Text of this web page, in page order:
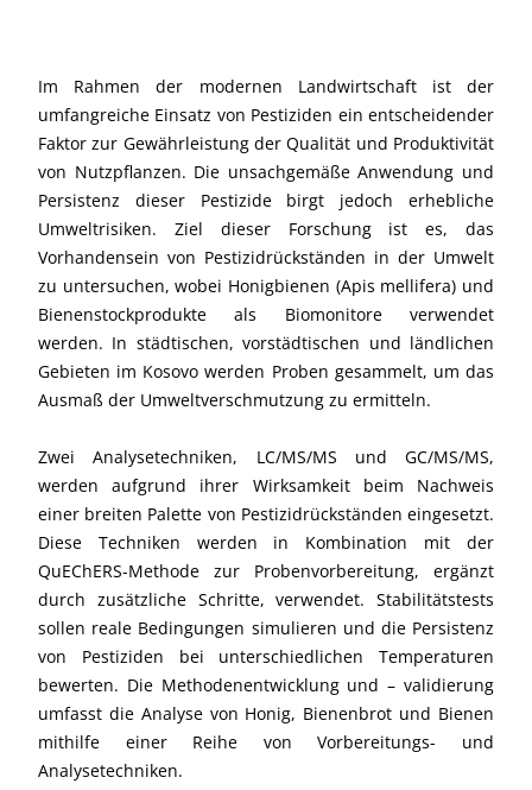
Im Rahmen der modernen Landwirtschaft ist der
umfangreiche Einsatz von Pestiziden ein entscheidender
Faktor zur Gewährleistung der Qualität und Produktivität
von Nutzpflanzen. Die unsachgemäße Anwendung und
Persistenz dieser Pestizide birgt jedoch erhebliche
Umweltrisiken. Ziel dieser Forschung ist es, das
Vorhandensein von Pestizidrückständen in der Umwelt
zu untersuchen, wobei Honigbienen (Apis mellifera) und
Bienenstockprodukte als Biomonitore verwendet
werden. In städtischen, vorstädtischen und ländlichen
Gebieten im Kosovo werden Proben gesammelt, um das
Ausmaß der Umweltverschmutzung zu ermitteln.
Zwei Analysetechniken, LC/MS/MS und GC/MS/MS,
werden aufgrund ihrer Wirksamkeit beim Nachweis
einer breiten Palette von Pestizidrückständen eingesetzt.
Diese Techniken werden in Kombination mit der
QuEChERS-Methode zur Probenvorbereitung, ergänzt
durch zusätzliche Schritte, verwendet. Stabilitätstests
sollen reale Bedingungen simulieren und die Persistenz
von Pestiziden bei unterschiedlichen Temperaturen
bewerten. Die Methodenentwicklung und – validierung
umfasst die Analyse von Honig, Bienenbrot und Bienen
mithilfe einer Reihe von Vorbereitungs- und
Analysetechniken.